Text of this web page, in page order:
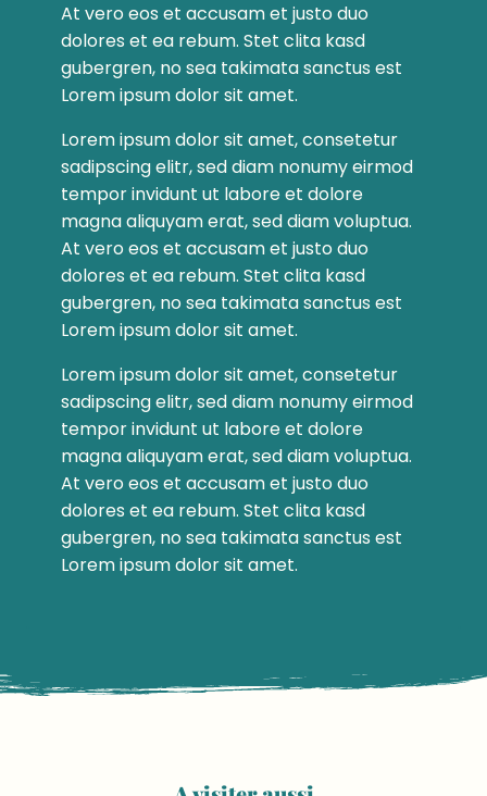
At vero eos et accusam et justo duo
dolores et ea rebum. Stet clita kasd
gubergren, no sea takimata sanctus est
Lorem ipsum dolor sit amet.
Lorem ipsum dolor sit amet, consetetur
sadipscing elitr, sed diam nonumy eirmod
tempor invidunt ut labore et dolore
magna aliquyam erat, sed diam voluptua.
At vero eos et accusam et justo duo
dolores et ea rebum. Stet clita kasd
gubergren, no sea takimata sanctus est
Lorem ipsum dolor sit amet.
Lorem ipsum dolor sit amet, consetetur
sadipscing elitr, sed diam nonumy eirmod
tempor invidunt ut labore et dolore
magna aliquyam erat, sed diam voluptua.
At vero eos et accusam et justo duo
dolores et ea rebum. Stet clita kasd
gubergren, no sea takimata sanctus est
Lorem ipsum dolor sit amet.